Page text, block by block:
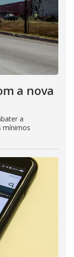
a nova
a
mínimos